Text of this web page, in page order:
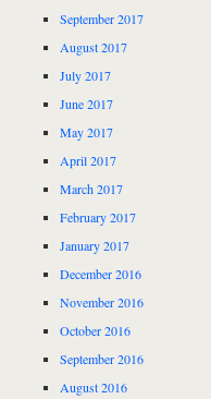
September 2017
August 2017
July 2017
June 2017
May 2017
April 2017
March 2017
February 2017
January 2017
December 2016
November 2016
October 2016
September 2016
August 2016